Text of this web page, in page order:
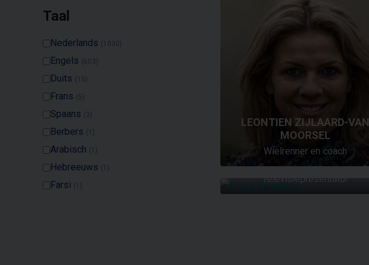
Taal
Nederlands (1030)
Engels (603)
Duits (15)
Frans (5)
Spaans (3)
Berbers (1)
Arabisch (1)
Hebreeuws (1)
Farsi (1)
LEONTIEN ZIJLAARD-VAN
MOORSEL
Wielrenner en coach
Televisiepresentator